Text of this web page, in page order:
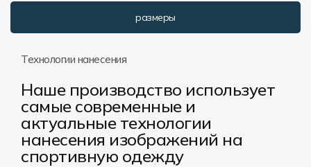
размеры
Технологии нанесения
Наше производство использует
самые современные и
актуальные технологии
нанесения изображений на
спортивную одежду
Распродажа
Реквизиты
Пользовательское соглашение
Доставка